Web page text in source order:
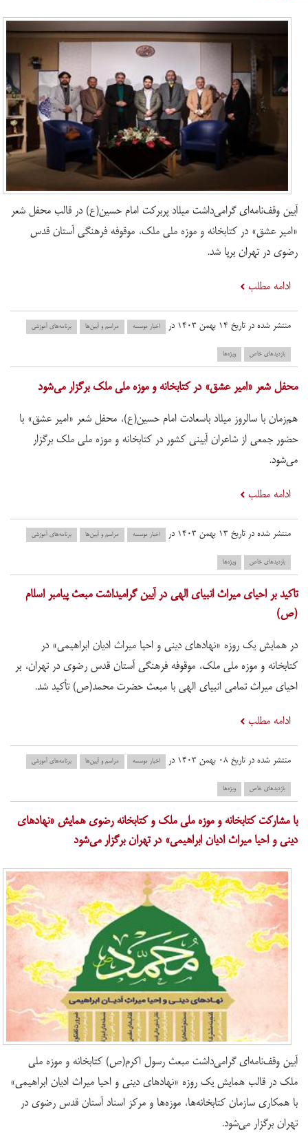
آیین وقف‌نامه‌ای گرامی‌داشت میلاد پربرکت امام حسین(ع) در قالب محفل شعر
«امیر عشق» در کتابخانه و موزه ملی ملک، موقوفه فرهنگی آستان قدس
رضوی در تهران برپا شد.
ادامه مطلب
منتشر شده در تاریخ ۱۴ بهمن ۱۴۰۳ در اخبار موسسه مراسم و آیین‌ها برنامه‌های آموزشی
بازدید‌های خاص ویژه‌ها
محفل شعر «امیر عشق» در کتابخانه و موزه ملی ملک برگزار می‌شود
هم‌زمان با سالروز میلاد باسعادت امام حسین(ع)، محفل شعر «امیر عشق» با
حضور جمعی از شاعران آیینی کشور در کتابخانه و موزه ملی ملک برگزار
می‌شود.
ادامه مطلب
منتشر شده در تاریخ ۱۳ بهمن ۱۴۰۳ در اخبار موسسه مراسم و آیین‌ها برنامه‌های آموزشی
بازدید‌های خاص ویژه‌ها
تاکید بر احیای میراث انبیای الهی در آیین گرامیداشت مبعث پیامبر اسلام
(ص)
در همایش یک روزه «نهادهای دینی و احیا میراث ادیان ابراهیمی» در
کتابخانه و موزه ملی ملک، موقوفه فرهنگی آستان قدس رضوی در تهران، بر
احیای میراث تمامی انبیای الهی با مبعث حضرت محمد(ص) تأکید شد.
ادامه مطلب
منتشر شده در تاریخ ۰۸ بهمن ۱۴۰۳ در اخبار موسسه مراسم و آیین‌ها برنامه‌های آموزشی
بازدید‌های خاص ویژه‌ها
با مشارکت کتابخانه و موزه ملی ملک و کتابخانه رضوی همایش «نهادهای
دینی و احیا میراث ادیان ابراهیمی» در تهران برگزار می‌شود
آیین وقف‌نامه‌ای گرامی‌داشت مبعث رسول اکرم(ص) کتابخانه و موزه ملی
ملک در قالب همایش یک روزه «نهادهای دینی و احیا میراث ادیان ابراهیمی»
با همکاری سازمان کتابخانه‌ها، موزه‌ها و مرکز اسناد آستان قدس رضوی در
تهران برگزار می‌شود.